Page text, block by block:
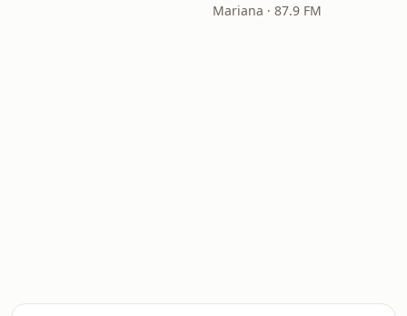
Mariana · 87.9 FM